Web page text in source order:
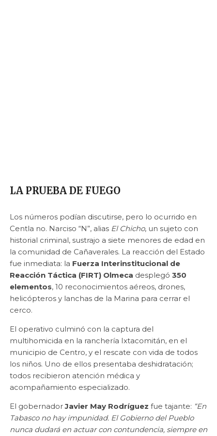
LA PRUEBA DE FUEGO
Los números podían discutirse, pero lo ocurrido en
Centla no. Narciso “N”, alias El Chicho, un sujeto con
historial criminal, sustrajo a siete menores de edad en
la comunidad de Cañaverales. La reacción del Estado
fue inmediata: la Fuerza Interinstitucional de
Reacción Táctica (FIRT) Olmeca desplegó 350
elementos, 10 reconocimientos aéreos, drones,
helicópteros y lanchas de la Marina para cerrar el
cerco.
El operativo culminó con la captura del
multihomicida en la ranchería Ixtacomitán, en el
municipio de Centro, y el rescate con vida de todos
los niños. Uno de ellos presentaba deshidratación;
todos recibieron atención médica y
acompañamiento especializado.
El gobernadorJavier May Rodríguez fue tajante: “En
Tabasco no hay impunidad. El Gobierno del Pueblo
nunca dudará en actuar con contundencia, siempre en